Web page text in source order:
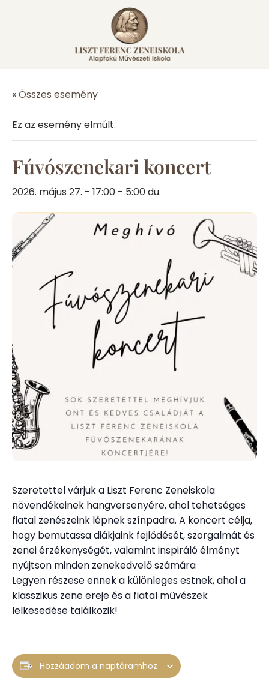
« Összes esemény
Ez az esemény elmúlt.
Fúvószenekari koncert
2026. május 27. - 17:00 - 5:00 du.
Szeretettel várjuk a Liszt Ferenc Zeneiskola
növendékeinek hangversenyére, ahol tehetséges
fiatal zenészeink lépnek színpadra. A koncert célja,
hogy bemutassa diákjaink fejlődését, szorgalmát és
zenei érzékenységét, valamint inspiráló élményt
nyújtson minden zenekedvelő számára
Legyen részese ennek a különleges estnek, ahol a
klasszikus zene ereje és a fiatal művészek
lelkesedése találkozik!
Hozzáadom a naptáramhoz